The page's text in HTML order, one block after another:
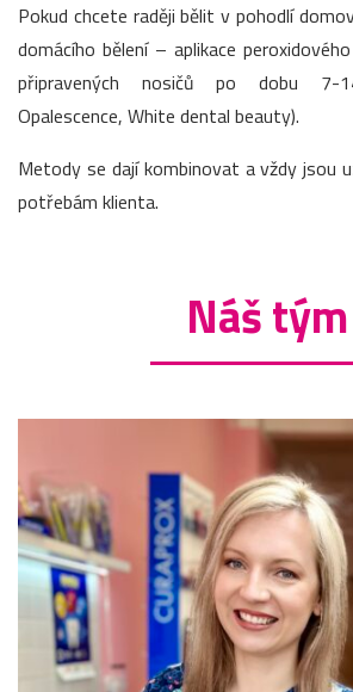
Pokud chcete raději bělit v pohodlí
domácího bělení – aplikace
připravených nosičů po dobu 7-
Opalescence, White dental beauty).
Metody se dají kombinovat a vždy jsou
potřebám klienta.
Náš tým